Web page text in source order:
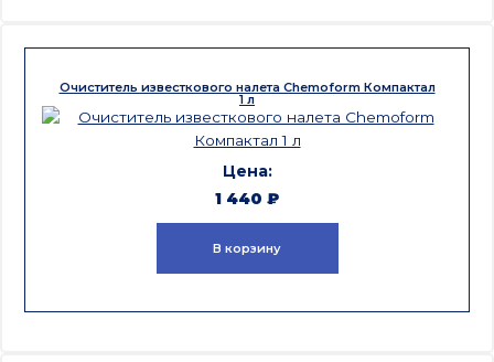
Очиститель известкового налета Chemoform Компактал
1 л
1 440 ₽
В корзину